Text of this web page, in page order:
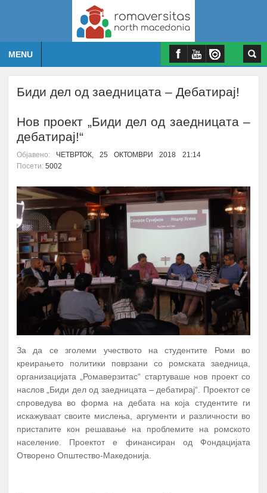
MENU
Биди дел од заедницата – Дебатирај!
Нов проект „Биди дел од заедницата –
дебатирај!“
Објавено: ЧЕТВРТОК, 25 ОКТОМВРИ 2018 21:14
Посети: 5002
За да се зголеми учеството на студентите Роми во
креирањето политики поврзани со ромската заедница,
организацијата „Ромаверзитас“ стартуваше нов проект со
наслов „Биди дел од заедницата – дебатирај“. Проектот се
спроведува во форма на дебата на која студентите ги
искажуваат своите мислења, аргументи и различности во
пристапите кон решавање на проблемите на ромското
население. Проектот е финансиран од Фондацијата
Отворено Општество-Македонија.